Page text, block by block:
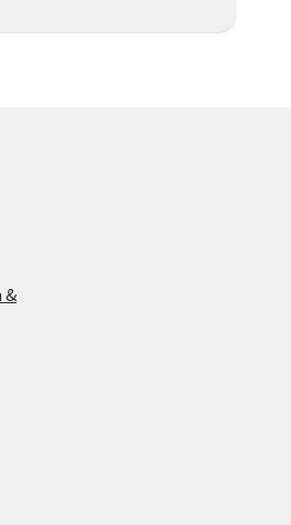
&